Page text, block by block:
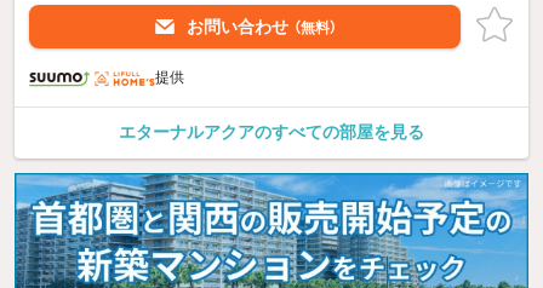
お問い合わせ （無料）
提供
エターナルアクアのすべての部屋を見る